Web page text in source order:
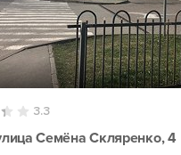
3.3
Семёна Скляренко, 4